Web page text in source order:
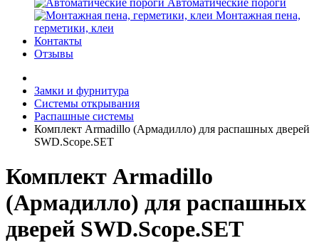
Автоматические пороги
Монтажная пена,
герметики, клеи
Контакты
Отзывы
Замки и фурнитура
Системы открывания
Распашные системы
Комплект Armadillo (Армадилло) для раcпашных дверей
SWD.Scope.SET
Комплект Armadillo
(Армадилло) для раcпашных
дверей SWD.Scope.SET